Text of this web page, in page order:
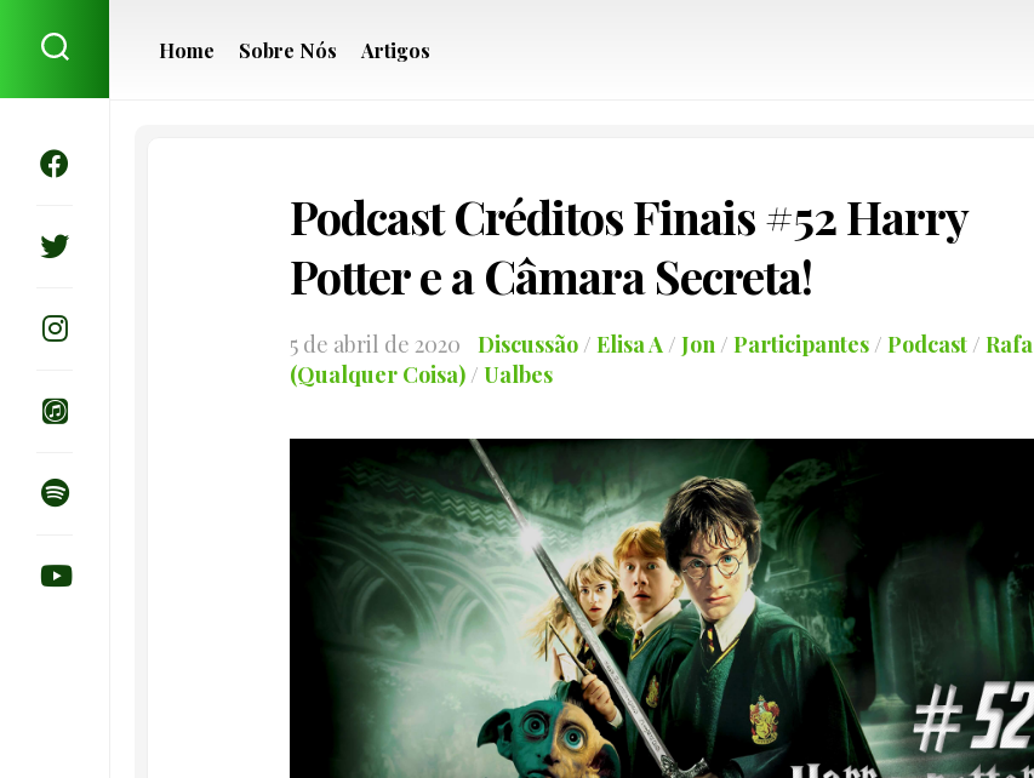
content
Home Sobre Nós Artigos
Podcast Créditos Finais #52 Harry
Potter e a Câmara Secreta!
5 de abril de 2020 Discussão/ Elisa A/ Jon/ Participantes/ Podcast/ Rafa
(Qualquer Coisa)/ Ualbes